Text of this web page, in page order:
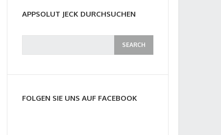
APPSOLUT JECK DURCHSUCHEN
FOLGEN SIE UNS AUF FACEBOOK